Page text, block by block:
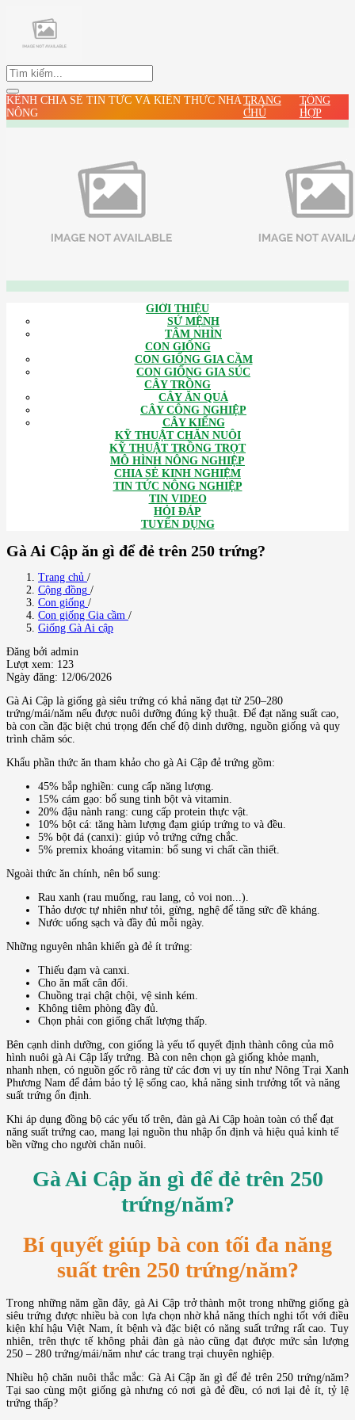
KÊNH CHIA SẺ TIN TỨC VÀ KIẾN THỨC NHÀ
NÔNG
TRANG
CHỦ
TỔNG
HỢP
GIỚI THIỆU
SỨ MỆNH
TÂM NHÌN
CON GIỐNG
CON GIỐNG GIA CẦM
CON GIỐNG GIA SÚC
CÂY TRỒNG
CÂY ĂN QUẢ
CÂY CÔNG NGHIỆP
CÂY KIỂNG
KỸ THUẬT CHĂN NUÔI
KỸ THUẬT TRỒNG TRỌT
MÔ HÌNH NÔNG NGHIỆP
CHIA SẺ KINH NGHIỆM
TIN TỨC NÔNG NGHIỆP
TIN VIDEO
HỎI ĐÁP
TUYỂN DỤNG
Gà Ai Cập ăn gì để đẻ trên 250 trứng?
Trang chủ /
Cộng đồng /
Con giống /
Con giống Gia cầm /
Giống Gà Ai cập
Đăng bởi admin
Lượt xem: 123
Ngày đăng: 12/06/2026
Gà Ai Cập là giống gà siêu trứng có khả năng đạt từ 250–280
trứng/mái/năm nếu được nuôi dưỡng đúng kỹ thuật. Để đạt năng suất cao,
bà con cần đặc biệt chú trọng đến chế độ dinh dưỡng, nguồn giống và quy
trình chăm sóc.
Khẩu phần thức ăn tham khảo cho gà Ai Cập đẻ trứng gồm:
45% bắp nghiền: cung cấp năng lượng.
15% cám gạo: bổ sung tinh bột và vitamin.
20% đậu nành rang: cung cấp protein thực vật.
10% bột cá: tăng hàm lượng đạm giúp trứng to và đều.
5% bột đá (canxi): giúp vỏ trứng cứng chắc.
5% premix khoáng vitamin: bổ sung vi chất cần thiết.
Ngoài thức ăn chính, nên bổ sung:
Rau xanh (rau muống, rau lang, cỏ voi non...).
Thảo dược tự nhiên như tỏi, gừng, nghệ để tăng sức đề kháng.
Nước uống sạch và đầy đủ mỗi ngày.
Những nguyên nhân khiến gà đẻ ít trứng:
Thiếu đạm và canxi.
Cho ăn mất cân đối.
Chuồng trại chật chội, vệ sinh kém.
Không tiêm phòng đầy đủ.
Chọn phải con giống chất lượng thấp.
Bên cạnh dinh dưỡng, con giống là yếu tố quyết định thành công của mô
hình nuôi gà Ai Cập lấy trứng. Bà con nên chọn gà giống khỏe mạnh,
nhanh nhẹn, có nguồn gốc rõ ràng từ các đơn vị uy tín như Nông Trại Xanh
Phương Nam để đảm bảo tỷ lệ sống cao, khả năng sinh trưởng tốt và năng
suất trứng ổn định.
Khi áp dụng đồng bộ các yếu tố trên, đàn gà Ai Cập hoàn toàn có thể đạt
năng suất trứng cao, mang lại nguồn thu nhập ổn định và hiệu quả kinh tế
bền vững cho người chăn nuôi.
Gà Ai Cập ăn gì để đẻ trên 250
trứng/năm?
Bí quyết giúp bà con tối đa năng
suất trên 250 trứng/năm?
Trong những năm gần đây, gà Ai Cập trở thành một trong những giống gà
siêu trứng được nhiều bà con lựa chọn nhờ khả năng thích nghi tốt với điều
kiện khí hậu Việt Nam, ít bệnh và đặc biệt có năng suất trứng rất cao. Tuy
nhiên, trên thực tế không phải đàn gà nào cũng đạt được mức sản lượng
250 – 280 trứng/mái/năm như các trang trại chuyên nghiệp.
Nhiều hộ chăn nuôi thắc mắc: Gà Ai Cập ăn gì để đẻ trên 250 trứng/năm?
Tại sao cùng một giống gà nhưng có nơi gà đẻ đều, có nơi lại đẻ ít, tỷ lệ
trứng thấp?